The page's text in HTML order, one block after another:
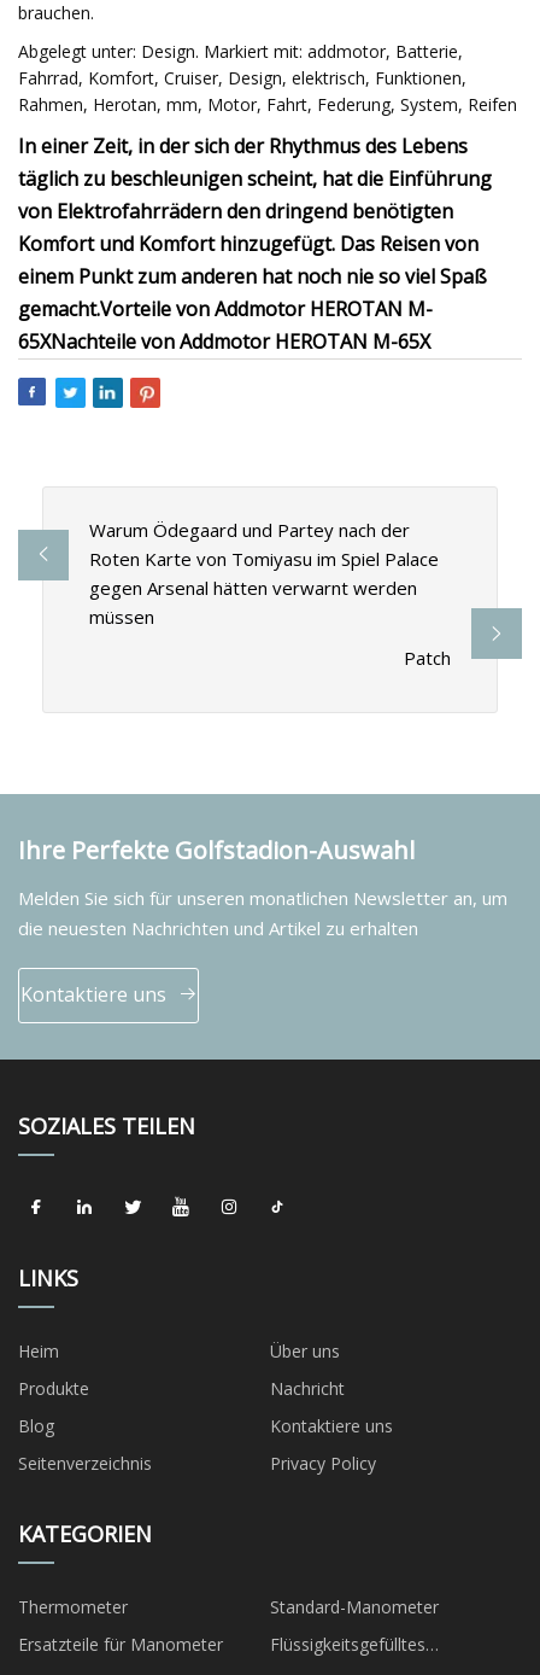
brauchen.
Abgelegt unter: Design. Markiert mit: addmotor, Batterie,
Fahrrad, Komfort, Cruiser, Design, elektrisch, Funktionen,
Rahmen, Herotan, mm, Motor, Fahrt, Federung, System, Reifen
In einer Zeit, in der sich der Rhythmus des Lebens
täglich zu beschleunigen scheint, hat die Einführung
von Elektrofahrrädern den dringend benötigten
Komfort und Komfort hinzugefügt. Das Reisen von
einem Punkt zum anderen hat noch nie so viel Spaß
gemacht.Vorteile von Addmotor HEROTAN M-
65XNachteile von Addmotor HEROTAN M-65X
Warum Ödegaard und Partey nach der
Roten Karte von Tomiyasu im Spiel Palace
gegen Arsenal hätten verwarnt werden
müssen
Patch
Ihre Perfekte Golfstadion-Auswahl
Melden Sie sich für unseren monatlichen Newsletter an, um
die neuesten Nachrichten und Artikel zu erhalten
Kontaktiere uns
SOZIALES TEILEN
LINKS
Heim
Über uns
Produkte
Nachricht
Blog
Kontaktiere uns
Seitenverzeichnis
Privacy Policy
KATEGORIEN
Thermometer
Standard-Manometer
Ersatzteile für Manometer
Flüssigkeitsgefülltes